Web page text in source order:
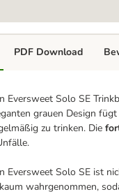
Eversweet Solo SE
grauen Design
zu trinken. Die
Eversweet Solo SE ist
wahrgenommen,
PDF Download